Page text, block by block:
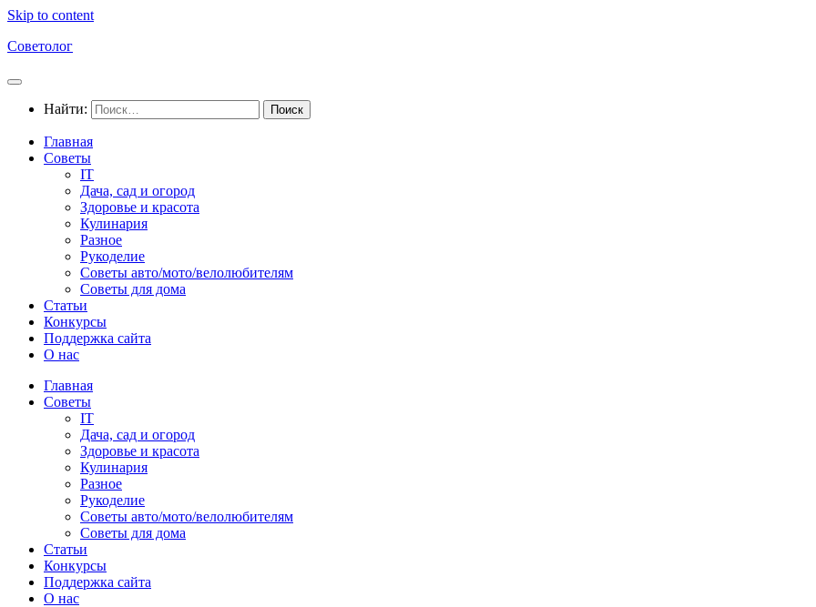
Skip to content
Советолог
Найти:
Главная
Советы
IT
Дача, сад и огород
Здоровье и красота
Кулинария
Разное
Рукоделие
Советы авто/мото/велолюбителям
Советы для дома
Статьи
Конкурсы
Поддержка сайта
О нас
Главная
Советы
IT
Дача, сад и огород
Здоровье и красота
Кулинария
Разное
Рукоделие
Советы авто/мото/велолюбителям
Советы для дома
Статьи
Конкурсы
Поддержка сайта
О нас